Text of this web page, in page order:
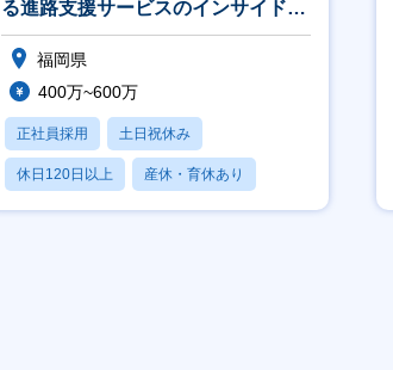
る進路支援サービスのインサイドセ
ールス／経験活かせる／高卒就活生
福岡県
400万~600万
正社員採用 土日祝休み
休日120日以上 産休・育休あり
学歴不問